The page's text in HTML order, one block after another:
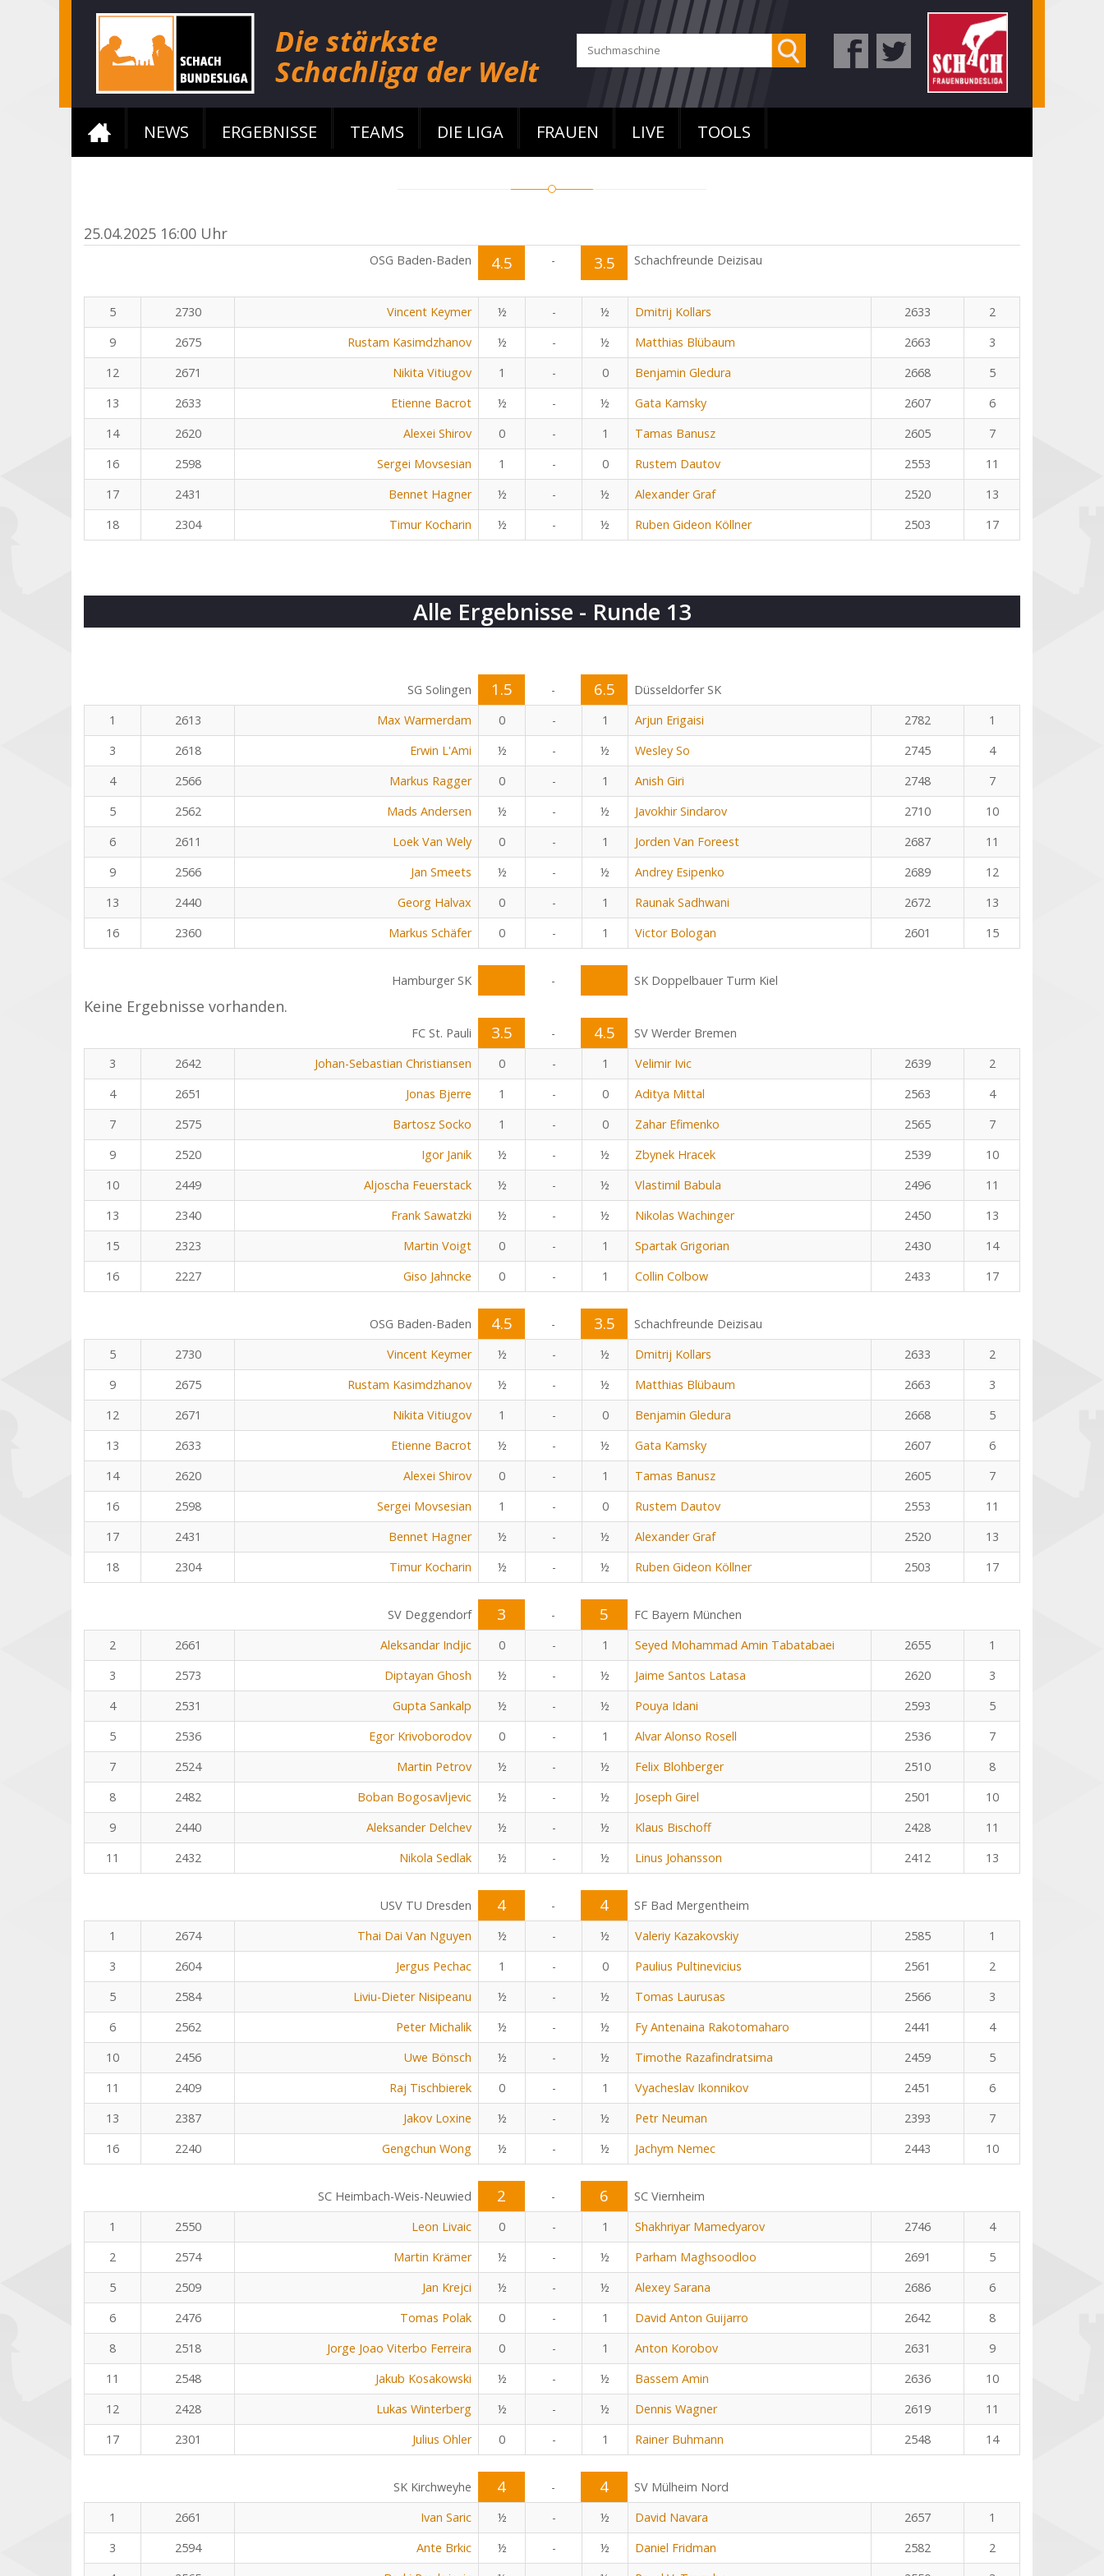
NEWS ERGEBNISSE TEAMS DIE LIGA FRAUEN LIVE TOOLS
25.04.2025 16:00 Uhr
OSG Baden-Baden 4.5 - 3.5 Schachfreunde Deizisau
5 2730 Vincent Keymer ½ - ½ Dmitrij Kollars 2633
2
9
2675 Rustam Kasimdzhanov ½ - ½ Matthias Blübaum 2663
3
12
2671 Nikita Vitiugov 1 - 0 Benjamin Gledura 2668
5
13
2633 Etienne Bacrot ½ - ½ Gata Kamsky 2607
6
14
2620 Alexei Shirov 0 - 1 Tamas Banusz 2605
7
16
2598 Sergei Movsesian 1 - 0 Rustem Dautov 2553
11
17
2431 Bennet Hagner ½ - ½ Alexander Graf 2520
13
18
2304 Timur Kocharin ½ - ½ Ruben Gideon Köllner 2503 17
Alle Ergebnisse - Runde 13
SG Solingen 1.5 - 6.5
Düsseldorfer SK
1
2613 Max Warmerdam 0 - 1 Arjun Erigaisi 2782
1
3
2618 Erwin L'Ami ½ - ½ Wesley So 2745
4
4
2566 Markus Ragger 0 - 1 Anish Giri 2748
7
5
2562 Mads Andersen ½ - ½ Javokhir Sindarov 2710
10
6
2611 Loek Van Wely 0 - 1 Jorden Van Foreest 2687
11
9
2566 Jan Smeets ½ - ½ Andrey Esipenko 2689
12
13
2440 Georg Halvax 0 - 1 Raunak Sadhwani 2672
13
16
2360 Markus Schäfer 0 - 1 Victor Bologan 2601 15
Hamburger SK - SK Doppelbauer Turm Kiel
Keine Ergebnisse vorhanden.
FC St. Pauli 3.5 - 4.5
SV Werder Bremen
3
2642 Johan-Sebastian Christiansen 0 - 1 Velimir Ivic 2639
2
4
2651 Jonas Bjerre 1 - 0 Aditya Mittal 2563
4
7
2575 Bartosz Socko 1 - 0 Zahar Efimenko 2565
7
9
2520 Igor Janik ½ - ½ Zbynek Hracek 2539
10
10
2449 Aljoscha Feuerstack ½ - ½ Vlastimil Babula 2496
11
13
2340 Frank Sawatzki ½ - ½ Nikolas Wachinger 2450
13
15
2323 Martin Voigt 0 - 1 Spartak Grigorian 2430
14
16
2227 Giso Jahncke 0 - 1 Collin Colbow 2433 17
OSG Baden-Baden 4.5 - 3.5
Schachfreunde Deizisau
5
2730 Vincent Keymer ½ - ½ Dmitrij Kollars 2633
2
9
2675 Rustam Kasimdzhanov ½ - ½ Matthias Blübaum 2663
3
12
2671 Nikita Vitiugov 1 - 0 Benjamin Gledura 2668
5
13
2633 Etienne Bacrot ½ - ½ Gata Kamsky 2607
6
14
2620 Alexei Shirov 0 - 1 Tamas Banusz 2605
7
16
2598 Sergei Movsesian 1 - 0 Rustem Dautov 2553
11
17
2431 Bennet Hagner ½ - ½ Alexander Graf 2520
13
18
2304 Timur Kocharin ½ - ½ Ruben Gideon Köllner 2503 17
SV Deggendorf 3 - 5
FC Bayern München
2
2661 Aleksandar Indjic 0 - 1 Seyed Mohammad Amin Tabatabaei 2655
1
3
2573 Diptayan Ghosh ½ - ½ Jaime Santos Latasa 2620
3
4
2531 Gupta Sankalp ½ - ½ Pouya Idani 2593
5
5
2536 Egor Krivoborodov 0 - 1 Alvar Alonso Rosell 2536
7
7
2524 Martin Petrov ½ - ½ Felix Blohberger 2510
8
8
2482 Boban Bogosavljevic ½ - ½ Joseph Girel 2501
10
9
2440 Aleksander Delchev ½ - ½ Klaus Bischoff 2428
11
11
2432 Nikola Sedlak ½ - ½ Linus Johansson 2412 13
USV TU Dresden 4 - 4
SF Bad Mergentheim
1
2674 Thai Dai Van Nguyen ½ - ½ Valeriy Kazakovskiy 2585
1
3
2604 Jergus Pechac 1 - 0 Paulius Pultinevicius 2561
2
5
2584 Liviu-Dieter Nisipeanu ½ - ½ Tomas Laurusas 2566
3
6
2562 Peter Michalik ½ - ½ Fy Antenaina Rakotomaharo 2441
4
10
2456 Uwe Bönsch ½ - ½ Timothe Razafindratsima 2459
5
11
2409 Raj Tischbierek 0 - 1 Vyacheslav Ikonnikov 2451
6
13
2387 Jakov Loxine ½ - ½ Petr Neuman 2393
7
16
2240 Gengchun Wong ½ - ½ Jachym Nemec 2443 10
SC Heimbach-Weis-Neuwied 2 - 6
SC Viernheim
1
2550 Leon Livaic 0 - 1 Shakhriyar Mamedyarov 2746
4
2
2574 Martin Krämer ½ - ½ Parham Maghsoodloo 2691
5
5
2509 Jan Krejci ½ - ½ Alexey Sarana 2686
6
6
2476 Tomas Polak 0 - 1 David Anton Guijarro 2642
8
8
2518 Jorge Joao Viterbo Ferreira 0 - 1 Anton Korobov 2631
9
11
2548 Jakub Kosakowski ½ - ½ Bassem Amin 2636
10
12
2428 Lukas Winterberg ½ - ½ Dennis Wagner 2619
11
17
2301 Julius Ohler 0 - 1 Rainer Buhmann 2548 14
SK Kirchweyhe 4 - 4
SV Mülheim Nord
1
2661 Ivan Saric ½ - ½ David Navara 2657
1
3
2594 Ante Brkic ½ - ½ Daniel Fridman 2582
2